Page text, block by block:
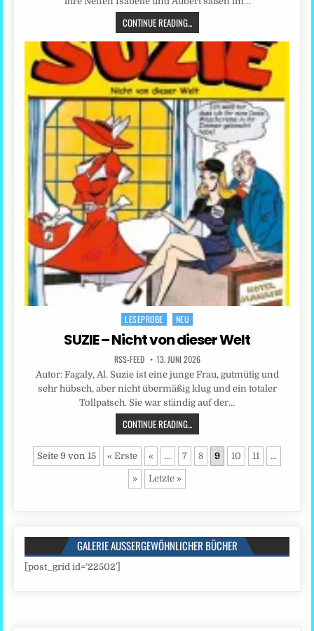
CONTINUE READING...
Posted
in
LESEPROBE NEU
SUZIE – Nicht von dieser Welt
RSS-FEED 13. JUNI 2026
Autor: Fagaly, Al. Suzie ist eine junge Frau, gutmütig und
sehr hübsch, aber nicht übermäßig klug und ein totaler
Tollpatsch. Sie war ständig auf der…
CONTINUE READING...
Seite 9 von 15 « Erste « ... 7 8 9 10 11 ...
» Letzte »
GALERIE AUSSERGEWÖHNLICHER BÜCHER
[post_grid id=’22502′]